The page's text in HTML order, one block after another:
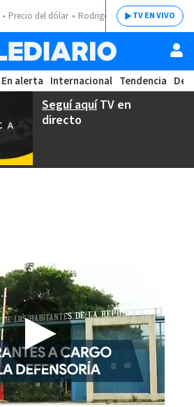
Precio del dólar Rodrigo ChavesTV EN VIVO
En alerta Internacional Tendencia
Seguí aquíTV en
directo